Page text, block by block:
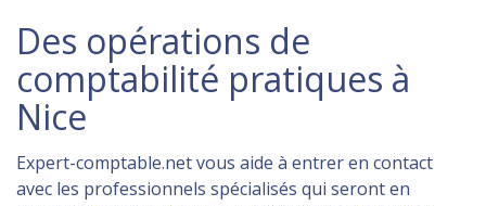
Des opérations de
comptabilité pratiques à
Nice
Expert-comptable.net vous aide à entrer en contact
avec les professionnels spécialisés qui seront en